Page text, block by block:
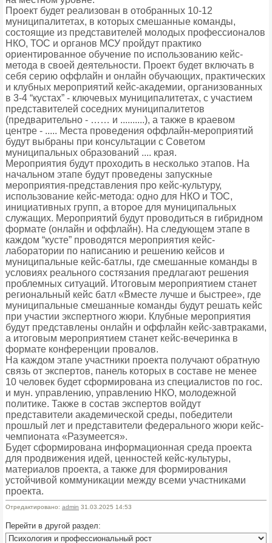
Проект будет реализован в отобранных 10-12
муниципалитетах, в которых смешанные команды,
состоящие из представителей молодых профессионалов
НКО, ТОС и органов МСУ пройдут практико
ориентированное обучение по использованию кейс-
метода в своей деятельности. Проект будет включать в
себя серию оффлайн и онлайн обучающих, практических
и клубных мероприятий кейс-академии, организованных
в 3-4 “кустах” - ключевых муниципалитетах, с участием
представителей соседних муниципалитетов
(предварительно - …… и ..........), а также в краевом
центре - ..... Места проведения оффлайн-мероприятий
будут выбраны при консультации с Советом
муниципальных образований .... края.
Мероприятия будут проходить в несколько этапов. На
начальном этапе будут проведены запускные
мероприятия-представления про кейс-культуру,
использование кейс-метода: одно для НКО и ТОС,
инициативных групп, а второе для муниципальных
служащих. Мероприятий будут проводиться в гибридном
формате (онлайн и оффлайн). На следующем этапе в
каждом “кусте” проводятся мероприятия кейс-
лаборатории по написанию и решению кейсов и
муниципальные кейс-батлы, где смешанные команды в
условиях реального состязания предлагают решения
проблемных ситуаций. Итоговым мероприятием станет
региональный кейс батл «Вместе лучше и быстрее», где
муниципальные смешанные команды будут решать кейс
при участии экспертного жюри. Клубные мероприятия
будут представлены онлайн и оффлайн кейс-завтраками,
а итоговым мероприятием станет кейс-вечеринка в
формате конференции провалов.
На каждом этапе участники проекта получают обратную
связь от экспертов, панель которых в составе не менее
10 человек будет сформирована из специалистов по гос.
и мун. управлению, управлению НКО, молодежной
политике. Также в состав экспертов войдут
представители академической среды, победители
прошлый лет и представители федерального жюри кейс-
чемпионата «Разумеется».
Будет сформирована информационная среда проекта
для продвижения идей, ценностей кейс-культуры,
материалов проекта, а также для формирования
устойчивой коммуникации между всеми участниками
проекта.
Отредактировано: admin 31.03.2025 14:53
Перейти в другой раздел: